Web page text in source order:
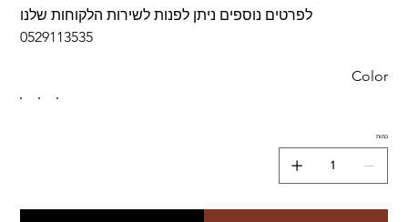
לפרטים נוספים ניתן לפנות לשירות הלקוחות שלנו
0529113535
Color
כמות